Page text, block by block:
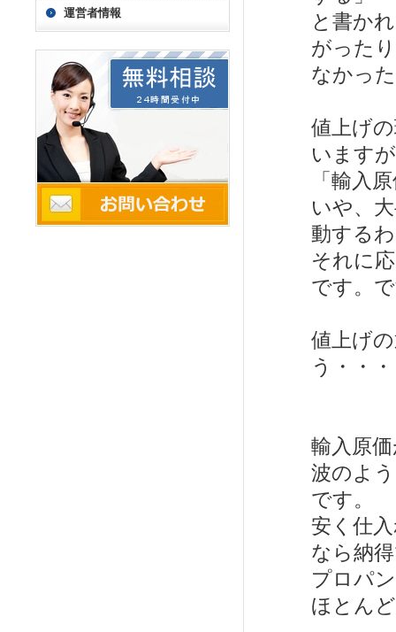
と書か
がった
なかっ
値上げ
います
「輸入
いや、
動する
それに
です。
値上げ
う・・・
輸入原
波のよ
です。
安く仕
なら納
プロパ
ほとん
運営者情報